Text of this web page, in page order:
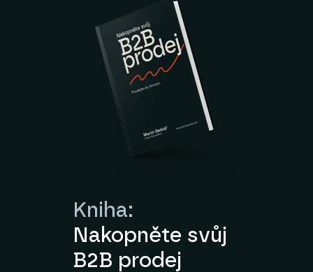
Kniha:
Nakopněte svůj
B2B prodej